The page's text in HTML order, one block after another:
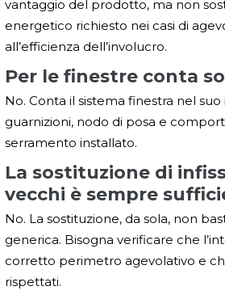
vantaggio del prodotto, ma non
energetico richiesto nei casi di
all’efficienza dell’involucro.
Per le finestre conta
No. Conta il sistema finestra nel
guarnizioni, nodo di posa e
serramento installato.
La sostituzione di
vecchi è sempre
No. La sostituzione, da sola, non
generica. Bisogna verificare che
corretto perimetro agevolativo e
rispettati.